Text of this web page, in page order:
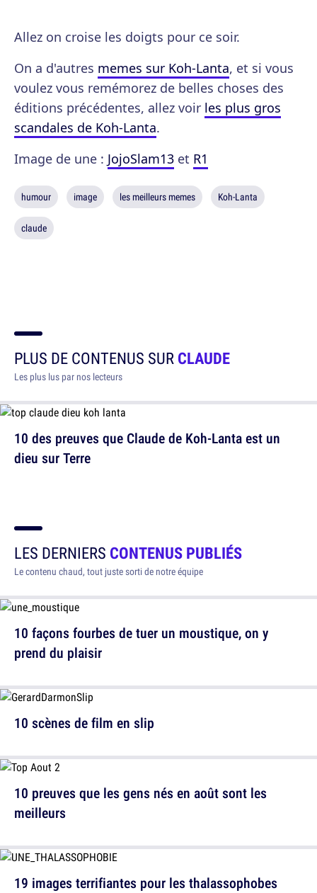
Allez on croise les doigts pour ce soir.
On a d'autres memes sur Koh-Lanta, et si vous
voulez vous remémorez de belles choses des
éditions précédentes, allez voir les plus gros
scandales de Koh-Lanta.
Image de une : JojoSlam13 et R1
humour image les meilleurs memes Koh-Lanta
claude
PLUS DE CONTENUS SURCLAUDE
Les plus lus par nos lecteurs
10 des preuves que Claude de Koh-Lanta est un
dieu sur Terre
LES DERNIERS CONTENUS PUBLIÉS
Le contenu chaud, tout juste sorti de notre équipe
10 façons fourbes de tuer un moustique, on y
prend du plaisir
10 preuves que les gens nés en août sont les
meilleurs
10 scènes de film en slip
19 images terrifiantes pour les thalassophobes